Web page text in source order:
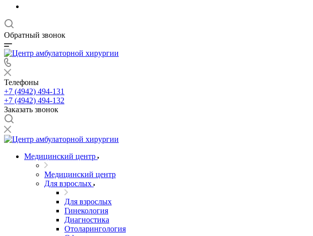
Обратный звонок
Телефоны
+7 (4942) 494-131
+7 (4942) 494-132
Заказать звонок
Медицинский центр
Медицинский центр
Для взрослых
Для взрослых
Гинекология
Диагностика
Отоларингология